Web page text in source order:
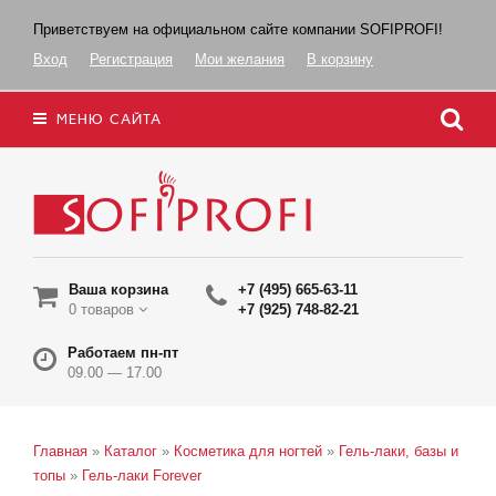
Приветствуем на официальном сайте компании SOFIPROFI!
Вход
Регистрация Мои желания В корзину
МЕНЮ САЙТА
Ваша корзина
0 товаров
+7 (495) 665-63-11
+7 (925) 748-82-21
Работаем пн-пт
09.00 — 17.00
Главная » Каталог » Косметика для ногтей » Гель-лаки, базы и
топы » Гель-лаки Forever